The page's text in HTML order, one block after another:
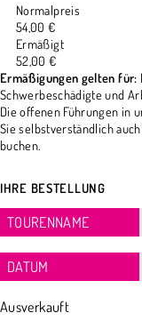
Normalpreis
54,00 €
Ermäßigt
52,00 €
Ermäßigungen gelten für:
Schwerbeschädigte und
Die offenen Führungen in
Sie selbstverständlich
buchen.
IHRE BESTELLUNG
TOURENNAME
DATUM
Ausverkauft